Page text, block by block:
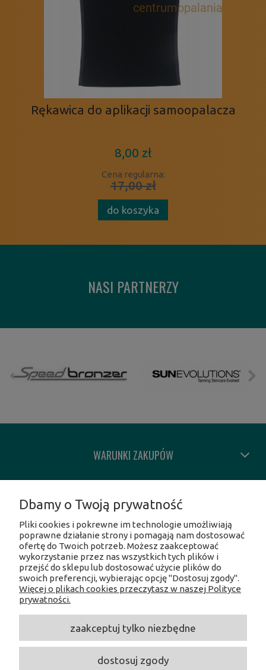
Rękawica do aplikacji samoopalacza
8,00 zł
Cena regularna:
17,00 zł
do koszyka
NASI PARTNERZY
WARUNKI ZAKUPÓW
INFORMACJE O SKLEPIE
SOCIAL MEDIA
Facebook
Linkedin
Youtube
Dbamy o Twoją prywatność
Pliki cookies i pokrewne im technologie umożliwiają
poprawne działanie strony i pomagają nam dostosować
ofertę do Twoich potrzeb. Możesz zaakceptować
wykorzystanie przez nas wszystkich tych plików i
przejść do sklepu lub dostosować użycie plików do
swoich preferencji, wybierając opcję "Dostosuj zgody".
Więcej o plikach cookies przeczytasz w naszej Polityce
prywatności.
zaakceptuj tylko niezbędne
dostosuj zgody